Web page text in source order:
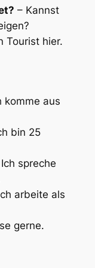
– Kannst
Tourist hier.
komme aus
bin 25
spreche
arbeite als
gerne.